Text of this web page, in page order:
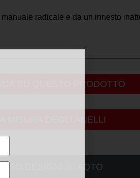
manuale radicale e da un innesto
SU QUESTO PRODOTTO
MISURA DEGLI ANELLI
AQTO